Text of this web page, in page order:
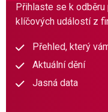
Přihlaste se k odběru
klíčových událostí z
Přehled, který
Aktuální dění
Jasná data